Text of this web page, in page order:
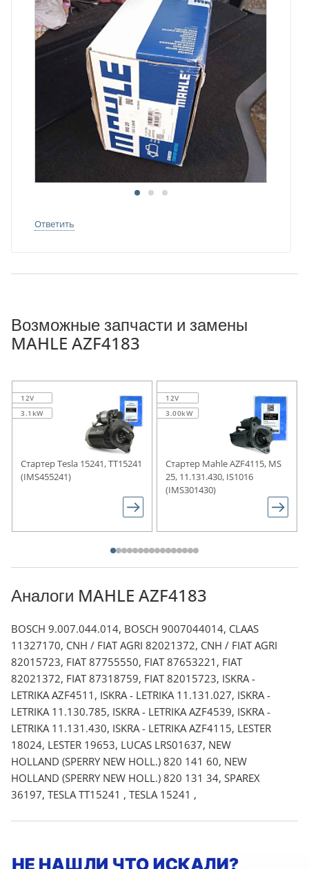
Ответить
Возможные запчасти и замены
MAHLE AZF4183
12V
3.1kW
Стартер Tesla 15241, TT15241
(IMS455241)
12V
3.00kW
Стартер Mahle AZF4115, MS
25, 11.131.430, IS1016
(IMS301430)
Аналоги MAHLE AZF4183
BOSCH 9.007.044.014, BOSCH 9007044014, CLAAS
11327170, CNH / FIAT AGRI 82021372, CNH / FIAT AGRI
82015723, FIAT 87755550, FIAT 87653221, FIAT
82021372, FIAT 87318759, FIAT 82015723, ISKRA -
LETRIKA AZF4511, ISKRA - LETRIKA 11.131.027, ISKRA -
LETRIKA 11.130.785, ISKRA - LETRIKA AZF4539, ISKRA -
LETRIKA 11.131.430, ISKRA - LETRIKA AZF4115, LESTER
18024, LESTER 19653, LUCAS LRS01637, NEW
HOLLAND (SPERRY NEW HOLL.) 820 141 60, NEW
HOLLAND (SPERRY NEW HOLL.) 820 131 34, SPAREX
36197, TESLA TT15241 , TESLA 15241 ,